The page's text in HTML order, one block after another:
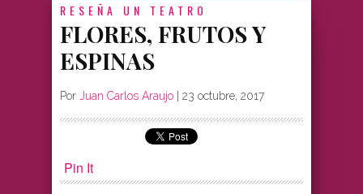
RESEÑA UN TEATRO
FLORES, FRUTOS Y
ESPINAS
Por Juan Carlos Araujo | 23 octubre, 2017
Pin It